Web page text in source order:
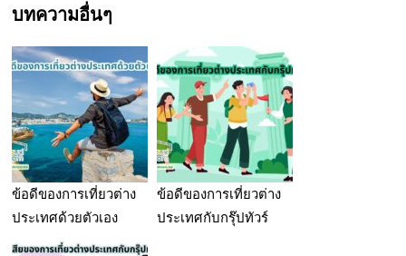
บทความอื่นๆ
ข้อดีของการเที่ยวต่าง
ประเทศด้วยตัวเอง
ข้อดีของการเที่ยวต่าง
ประเทศกับกรุ๊ปทัวร์